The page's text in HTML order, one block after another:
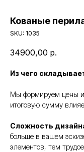
Кованые
SKU: 1035
34900,00 р.
Из чего
Мы формируем цены
итоговую сумму
Сложность
больше в вашем
элементов, тем